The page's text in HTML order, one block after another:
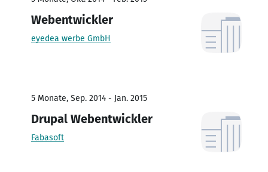
Webentwickler
eyedea werbe GmbH
5 Monate, Sep. 2014 - Jan. 2015
Drupal Webentwickler
Fabasoft